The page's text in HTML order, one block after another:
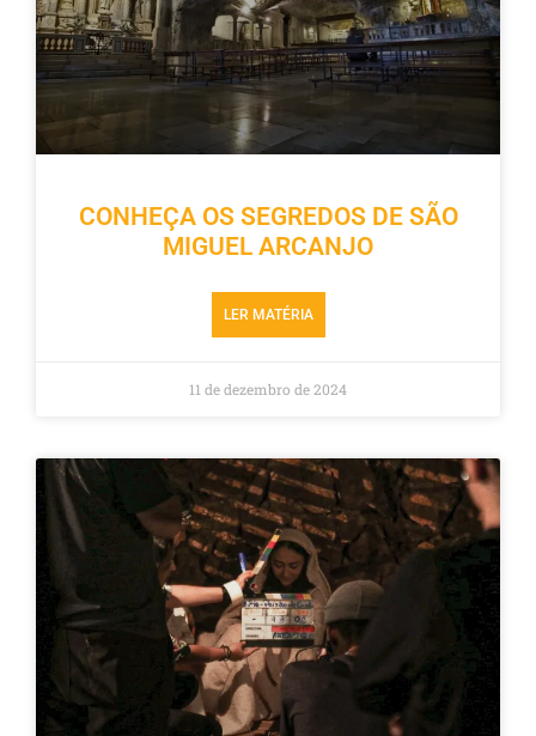
CONHEÇA OS SEGREDOS DE SÃO
MIGUEL ARCANJO
LER MATÉRIA
11 de dezembro de 2024